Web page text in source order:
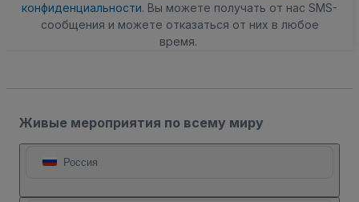
конфиденциальности. Вы можете получать от нас SMS-
сообщения и можете отказаться от них в любое
время.
Живые мероприятия по всему миру
Россия